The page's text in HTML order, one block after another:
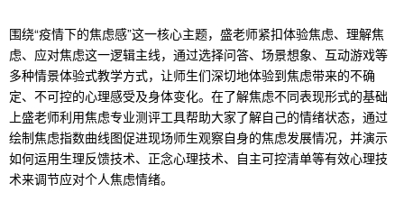
围绕“疫情下的焦虑感”这一核心主题，盛老师紧扣体验焦虑、理解焦
虑、应对焦虑这一逻辑主线，通过选择问答、场景想象、互动游戏等
多种情景体验式教学方式，让师生们深切地体验到焦虑带来的不确
定、不可控的心理感受及身体变化。在了解焦虑不同表现形式的基础
上盛老师利用焦虑专业测评工具帮助大家了解自己的情绪状态，通过
绘制焦虑指数曲线图促进现场师生观察自身的焦虑发展情况，并演示
如何运用生理反馈技术、正念心理技术、自主可控清单等有效心理技
术来调节应对个人焦虑情绪。